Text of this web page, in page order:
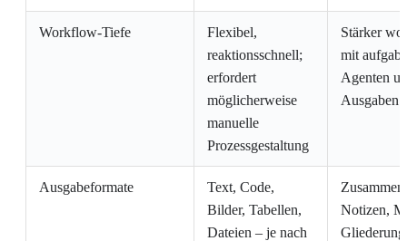
Workflow-Tiefe
Flexibel,
reaktionsschnell;
erfordert
möglicherweise
manuelle
Prozessgestaltung
Stärker
mit
Agenten
Ausgaben
Ausgabeformate
Text, Code,
Bilder, Tabellen,
Dateien – je nach
Notizen,